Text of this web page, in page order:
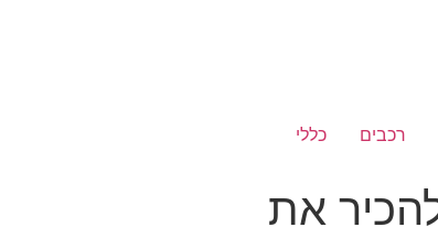
רכבים כללי
את